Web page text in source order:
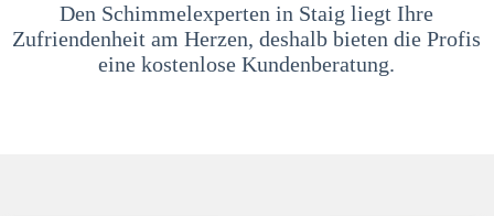
Den Schimmelexperten in Staig liegt Ihre
Zufriendenheit am Herzen, deshalb bieten die Profis
eine kostenlose Kundenberatung.